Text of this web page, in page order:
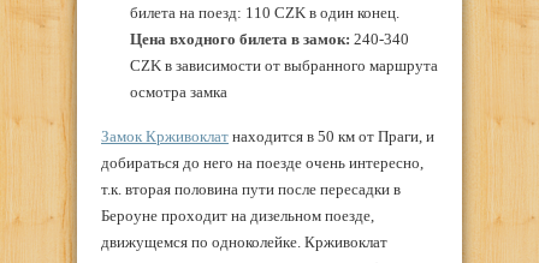
билета на поезд: 110 CZK в один конец.
Цена входного билета в замок: 240-340
CZK в зависимости от выбранного маршрута
осмотра замка
Замок Крживоклат находится в 50 км от Праги, и
добираться до него на поезде очень интересно,
т.к. вторая половина пути после пересадки в
Бероуне проходит на дизельном поезде,
движущемся по одноколейке. Крживоклат